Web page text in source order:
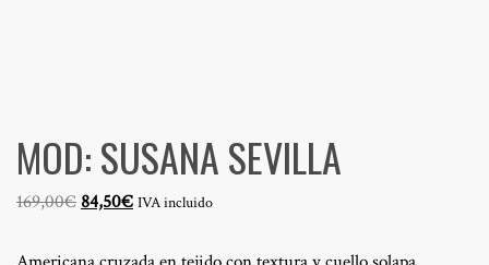
MOD: SUSANA SEVILLA
169,00€ El
original
84,50€El
actual
IVA incluido